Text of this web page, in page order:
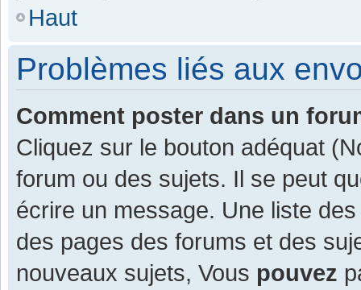
Haut
Problèmes liés aux
Comment poster dans un
Cliquez sur le bouton adéquat
forum ou des sujets. Il se peut
écrire un message. Une liste
des pages des forums et des
nouveaux sujets, Vous pouvez